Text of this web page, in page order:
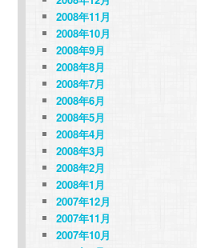
2008年11月
2008年10月
2008年9月
2008年8月
2008年7月
2008年6月
2008年5月
2008年4月
2008年3月
2008年2月
2008年1月
2007年12月
2007年11月
2007年10月